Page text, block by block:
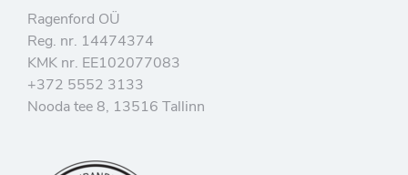
Ragenford OÜ
Reg. nr. 14474374
KMK nr. EE102077083
+372 5552 3133
Nooda tee 8, 13516 Tallinn